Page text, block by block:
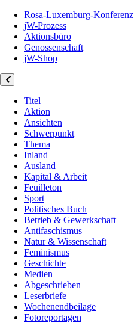
Rosa-Luxemburg-Konferenz
jW-Prozess
Aktionsbüro
Genossenschaft
jW-Shop
Titel
Aktion
Ansichten
Schwerpunkt
Thema
Inland
Ausland
Kapital & Arbeit
Feuilleton
Sport
Politisches Buch
Betrieb & Gewerkschaft
Antifaschismus
Natur & Wissenschaft
Feminismus
Geschichte
Medien
Abgeschrieben
Leserbriefe
Wochenendbeilage
Fotoreportagen